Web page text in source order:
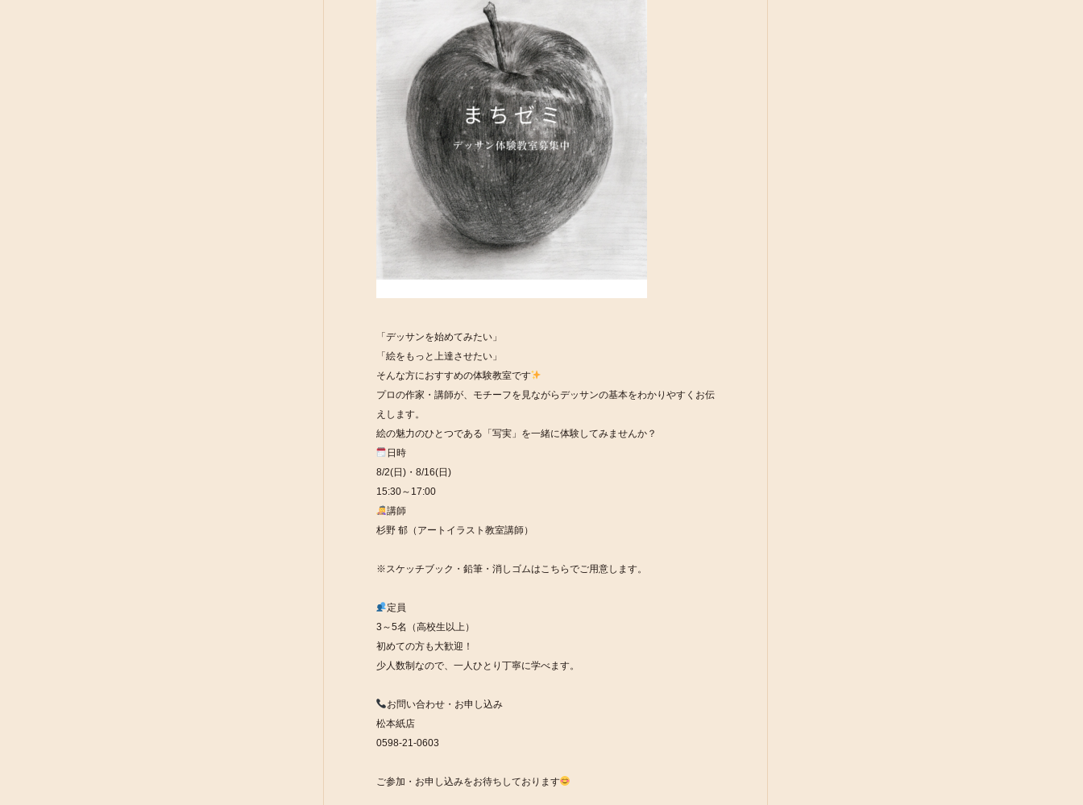
「デッサンを始めてみたい」
「絵をもっと上達させたい」
そんな方におすすめの体験教室です
プロの作家・講師が、モチーフを見ながらデッサンの基本をわかりやすくお伝
えします。
絵の魅力のひとつである「写実」を一緒に体験してみませんか？
日時
8/2(日)・8/16(日)
15:30～17:00
講師
杉野 郁（アートイラスト教室講師）
※スケッチブック・鉛筆・消しゴムはこちらでご用意します。
定員
3～5名（高校生以上）
初めての方も大歓迎！
少人数制なので、一人ひとり丁寧に学べます。
お問い合わせ・お申し込み
松本紙店
0598-21-0603
ご参加・お申し込みをお待ちしております